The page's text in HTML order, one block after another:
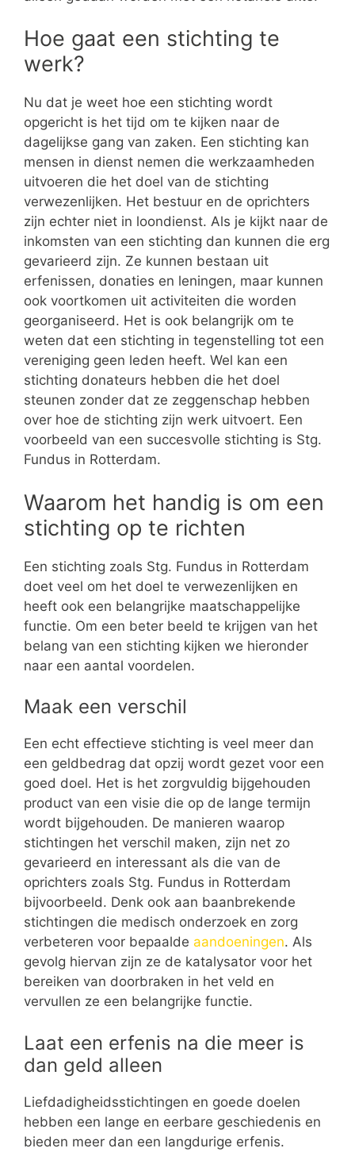
Hoe gaat een stichting te
werk?
Nu dat je weet hoe een stichting wordt
opgericht is het tijd om te kijken naar de
dagelijkse gang van zaken. Een stichting kan
mensen in dienst nemen die werkzaamheden
uitvoeren die het doel van de stichting
verwezenlijken. Het bestuur en de oprichters
zijn echter niet in loondienst. Als je kijkt naar de
inkomsten van een stichting dan kunnen die erg
gevarieerd zijn. Ze kunnen bestaan uit
erfenissen, donaties en leningen, maar kunnen
ook voortkomen uit activiteiten die worden
georganiseerd. Het is ook belangrijk om te
weten dat een stichting in tegenstelling tot een
vereniging geen leden heeft. Wel kan een
stichting donateurs hebben die het doel
steunen zonder dat ze zeggenschap hebben
over hoe de stichting zijn werk uitvoert. Een
voorbeeld van een succesvolle stichting is Stg.
Fundus in Rotterdam.
Waarom het handig is om een
stichting op te richten
Een stichting zoals Stg. Fundus in Rotterdam
doet veel om het doel te verwezenlijken en
heeft ook een belangrijke maatschappelijke
functie. Om een beter beeld te krijgen van het
belang van een stichting kijken we hieronder
naar een aantal voordelen.
Maak een verschil
Een echt effectieve stichting is veel meer dan
een geldbedrag dat opzij wordt gezet voor een
goed doel. Het is het zorgvuldig bijgehouden
product van een visie die op de lange termijn
wordt bijgehouden. De manieren waarop
stichtingen het verschil maken, zijn net zo
gevarieerd en interessant als die van de
oprichters zoals Stg. Fundus in Rotterdam
bijvoorbeeld. Denk ook aan baanbrekende
stichtingen die medisch onderzoek en zorg
verbeteren voor bepaalde aandoeningen. Als
gevolg hiervan zijn ze de katalysator voor het
bereiken van doorbraken in het veld en
vervullen ze een belangrijke functie.
Laat een erfenis na die meer is
dan geld alleen
Liefdadigheidsstichtingen en goede doelen
hebben een lange en eerbare geschiedenis en
bieden meer dan een langdurige erfenis.